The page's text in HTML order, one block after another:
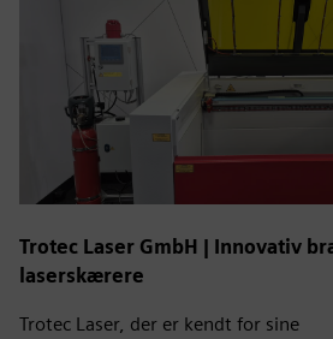
Trotec Laser GmbH | Innovativ
laserskærere
Trotec Laser, der er kendt for sine